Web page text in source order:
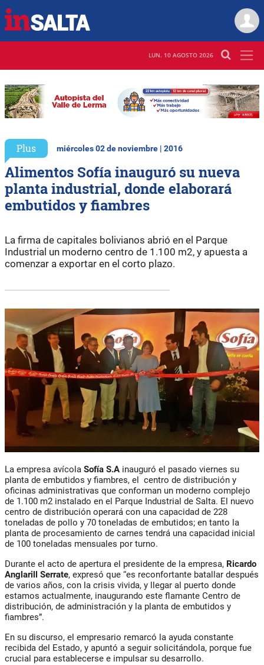
LUN. 10 AGOSTO 2026
Plus miércoles 02 de noviembre | 2016
Alimentos Sofía inauguró su nueva
planta industrial, donde elaborará
embutidos y fiambres
La firma de capitales bolivianos abrió en el Parque
Industrial un moderno centro de 1.100 m2, y apuesta a
comenzar a exportar en el corto plazo.
La empresa avícola Sofía S.A inauguró el pasado viernes su
planta de embutidos y fiambres, el centro de distribución y
oficinas administrativas que conforman un moderno complejo
de 1.100 m2 instalado en el Parque Industrial de Salta. El nuevo
centro de distribución operará con una capacidad de 228
toneladas de pollo y 70 toneladas de embutidos; en tanto la
planta de procesamiento de carnes tendrá una capacidad inicial
de 100 toneladas mensuales por turno.
Durante el acto de apertura el presidente de la empresa, Ricardo
Anglarill Serrate, expresó que “es reconfortante batallar después
de varios años, con la crisis vivida, y llegar al puerto donde
estamos actualmente, inaugurando este flamante Centro de
distribución, de administración y la planta de embutidos y
fiambres”.
En su discurso, el empresario remarcó la ayuda constante
recibida del Estado, y apuntó a seguir solicitándola, porque fue
crucial para establecerse e impulsar su desarrollo.